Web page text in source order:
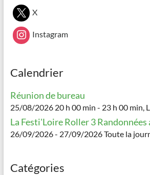
X
Instagram
Calendrier
Réunion de bureau
25/08/2026 20 h 00 min - 23 h 00 min,
La Festi'Loire Roller 3
26/09/2026 - 27/09/2026 Toute la
Catégories